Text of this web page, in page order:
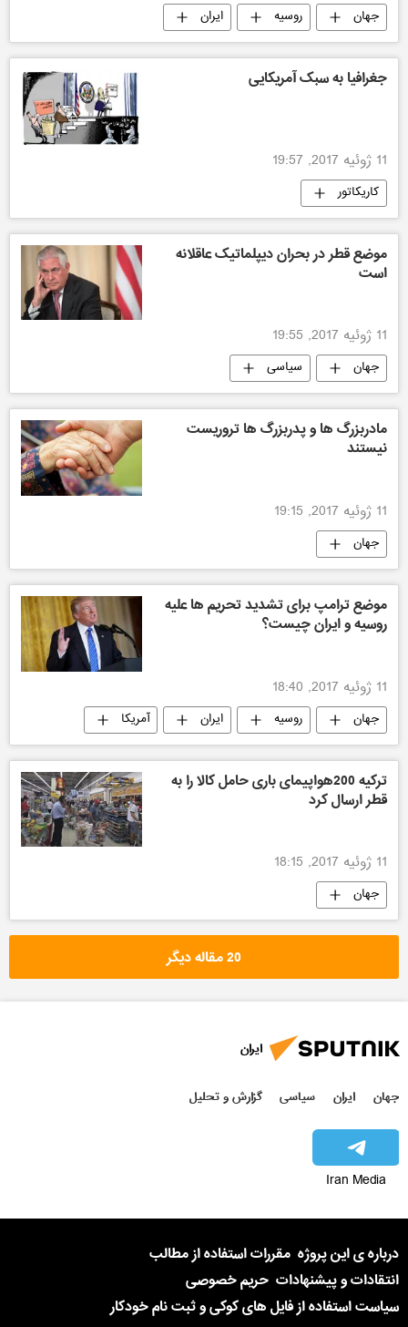
جهان روسیه ایران
جغرافیا به سبک آمریکایی
11 ژوئیه 2017, 19:57
کاریکاتور
موضع قطر در بحران دیپلماتیک عاقلانه
است
11 ژوئیه 2017, 19:55
جهان سیاسی
مادربزرگ ها و پدربزرگ ها تروریست
نیستند
11 ژوئیه 2017, 19:15
جهان
موضع ترامپ برای تشدید تحریم ها علیه
روسیه و ایران چیست؟
11 ژوئیه 2017, 18:40
جهان روسیه ایران آمریکا
ترکیه 200هواپیمای باری حامل کالا را به
قطر ارسال کرد
11 ژوئیه 2017, 18:15
جهان
20 مقاله دیگر
ایران
جهان ایران سیاسی گزارش و تحلیل
Iran Media
درباره ی این پروژه مقررات استفاده از مطالب
انتقادات و پیشنهادات حریم خصوصی
سیاست استفاده از فایل های کوکی و ثبت نام خودکار